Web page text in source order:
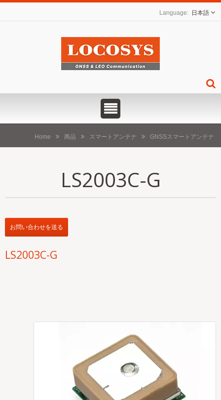
日本語
Home 商品 スマートアンテナ GNSSスマートアンテナ
LS2003C-G
お問い合わせを送る
LS2003C-G